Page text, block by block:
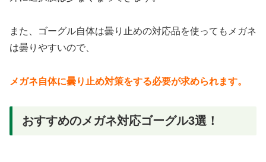
また、ゴーグル自体は曇り止めの対応品を使ってもメガネ
は曇りやすいので、
メガネ自体に曇り止め対策をする必要が求められます。
おすすめのメガネ対応ゴーグル3選！